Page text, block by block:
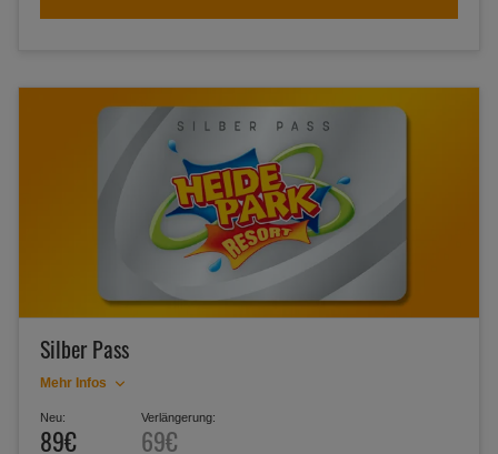
Silber Pass
Mehr Infos
Neu:
89€
Verlängerung:
69€